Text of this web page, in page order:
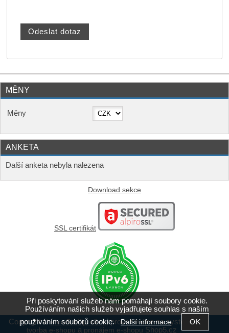
MĚNY
Měny
ANKETA
Další anketa nebyla nalezena
Download sekce
SSL certifikát
Copyright ©shop5.wifiprofi.cz,provozováno na systému
tvorba e-shopu a pronájem e-shopu Shop5.cz
Při poskytování služeb nám pomáhají soubory cookie.
Používáním našich služeb vyjadřujete souhlas s naším
používáním souborů cookie.Další informace